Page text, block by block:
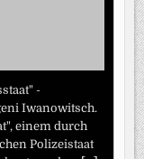
-
Iwanowitsch.
einem durch
Polizeistaat